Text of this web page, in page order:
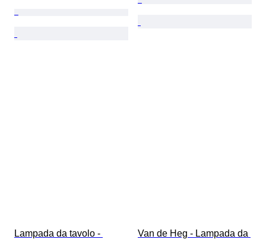
Lampada da tavolo -
Van de Heg - Lampada da